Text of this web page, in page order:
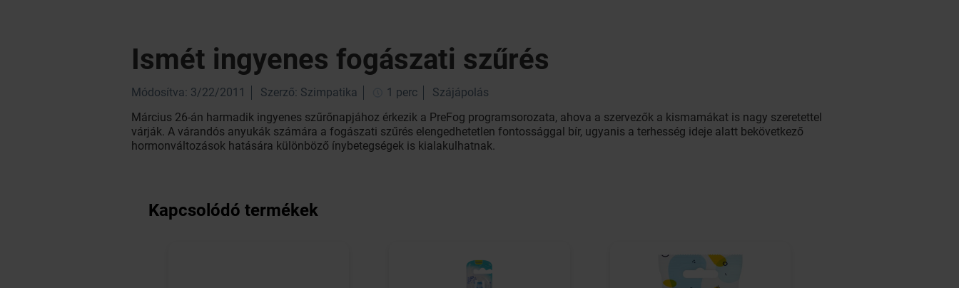
Ismét ingyenes fogászati szűrés
Módosítva: 3/22/2011 Szerző: Szimpatika 1 perc
Szájápolás
Március 26-án harmadik ingyenes szűrőnapjához érkezik a PreFog programsorozata, ahova a szervezők a kismamákat is nagy szeretettel
várják. A várandós anyukák számára a fogászati szűrés elengedhetetlen fontossággal bír, ugyanis a terhesség ideje alatt bekövetkező
hormonváltozások hatására különböző ínybetegségek is kialakulhatnak.
Kapcsolódó termékek